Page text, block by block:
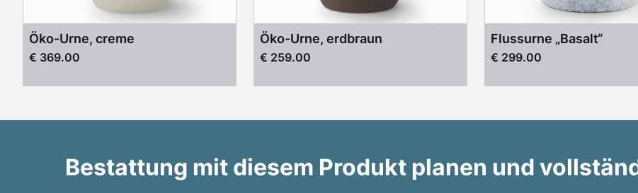
Öko-Urne, creme
€ 369.00
Öko-Urne, erdbraun
€ 259.00
Flussurne „Basalt“
€ 299.00
Bestattung mit diesem Produkt planen und